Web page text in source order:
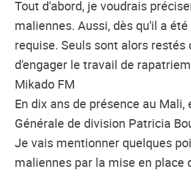
Tout d'abord, je voudrais
maliennes. Aussi, dès qu'il a
requise. Seuls sont alors
d'engager le travail de
Mikado FM
En dix ans de présence au
Générale de division Patricia
Je vais mentionner quelques
maliennes par la mise en